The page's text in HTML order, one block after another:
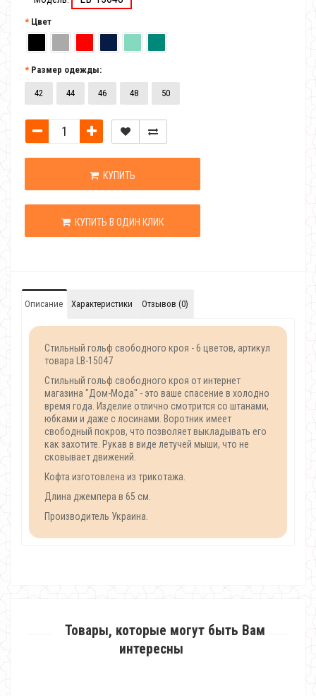
Цвет
Размер одежды:
42 44 46 48 50
КУПИТЬ
КУПИТЬ В ОДИН КЛИК
Описание Характеристики Отзывов (0)
Стильный гольф свободного кроя - 6 цветов, артикул
товара LB-15047
Стильный гольф свободного кроя от интернет
магазина "Дом-Мода" - это ваше спасение в холодно
время года. Изделие отлично смотрится со штанами,
юбками и даже с лосинами. Воротник имеет
свободный покров, что позволяет выкладывать его
как захотите. Рукав в виде летучей мыши, что не
сковывает движений.
Кофта изготовлена из трикотажа.
Длина джемпера в 65 см.
Производитель Украина.
Товары, которые могут быть Вам
интересны